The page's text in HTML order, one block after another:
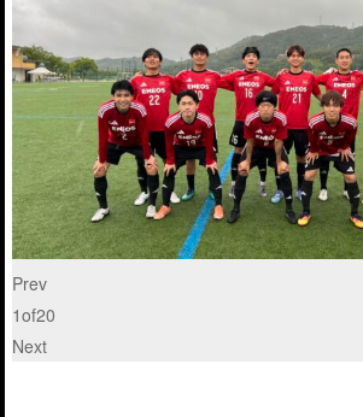
Prev
1of20
Next